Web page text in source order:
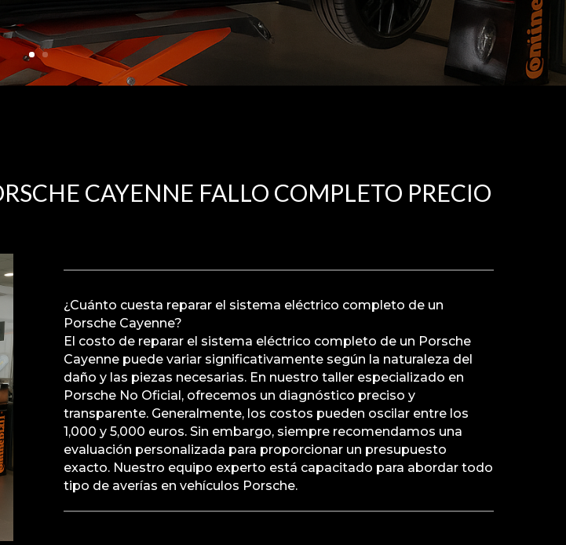
CAYENNE FALLO COMPLETO PRECIO
¿Cuánto cuesta reparar el sistema eléctrico completo de un
Porsche Cayenne?
El costo de reparar el sistema eléctrico completo de un Porsche
Cayenne puede variar significativamente según la naturaleza del
daño y las piezas necesarias. En nuestro taller especializado en
Porsche No Oficial, ofrecemos un diagnóstico preciso y
transparente. Generalmente, los costos pueden oscilar entre los
1,000 y 5,000 euros. Sin embargo, siempre recomendamos una
evaluación personalizada para proporcionar un presupuesto
exacto. Nuestro equipo experto está capacitado para abordar todo
tipo de averías en vehículos Porsche.